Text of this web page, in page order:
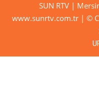
SUN RTV |
www.sunrtv.com.tr | ©